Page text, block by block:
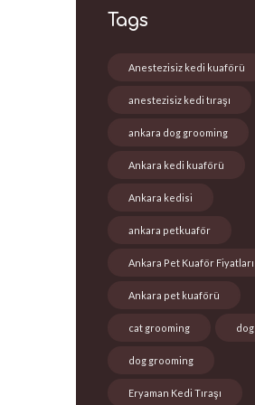
Tags
Anestezisiz kedi kuaförü
anestezisiz kedi tıraşı
ankara dog grooming
Ankara kedi kuaförü
Ankara kedisi
ankara petkuaför
Ankara Pet Kuaför Fiyatları
Ankara pet kuaförü
cat grooming dog
dog grooming
Eryaman Kedi Tıraşı